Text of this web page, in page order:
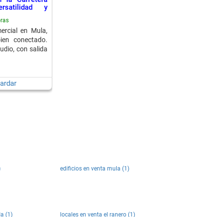
y
en Mula,
conectado.
con salida
edificios en venta mula (1)
(1) locales en venta el ranero (1)